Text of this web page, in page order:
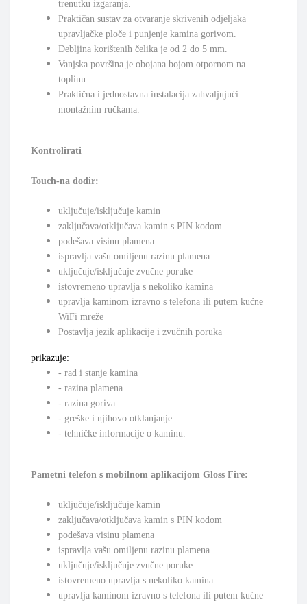
trenutku izgaranja.
Praktičan sustav za otvaranje skrivenih odjeljaka
upravljačke ploče i punjenje kamina gorivom.
Debljina korištenih čelika je od 2 do 5 mm.
Vanjska površina je obojana bojom otpornom na
toplinu.
Praktična i jednostavna instalacija zahvaljujući
montažnim ručkama.
Kontrolirati
Touch-na dodir:
uključuje/isključuje kamin
zaključava/otključava kamin s PIN kodom
podešava visinu plamena
ispravlja vašu omiljenu razinu plamena
uključuje/isključuje zvučne poruke
istovremeno upravlja s nekoliko kamina
upravlja kaminom izravno s telefona ili putem kućne
WiFi mreže
Postavlja jezik aplikacije i zvučnih poruka
prikazuje:
- rad i stanje kamina
- razina plamena
- razina goriva
- greške i njihovo otklanjanje
- tehničke informacije o kaminu.
Pametni telefon s mobilnom aplikacijom Gloss Fire:
uključuje/isključuje kamin
zaključava/otključava kamin s PIN kodom
podešava visinu plamena
ispravlja vašu omiljenu razinu plamena
uključuje/isključuje zvučne poruke
istovremeno upravlja s nekoliko kamina
upravlja kaminom izravno s telefona ili putem kućne